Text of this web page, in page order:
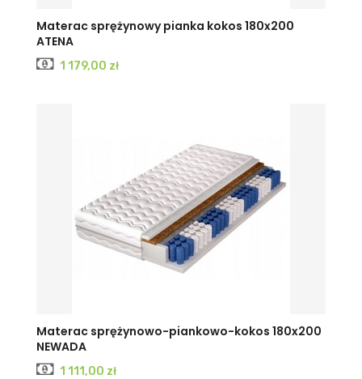
Materac sprężynowy pianka kokos 180x200
ATENA
Cena
1 179,00 zł
Materac sprężynowo-piankowo-kokos 180x200
NEWADA
Cena
1 111,00 zł